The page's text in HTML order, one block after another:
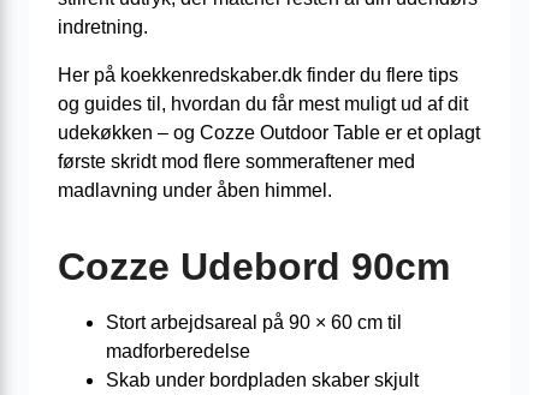
indretning.
Her på koekkenredskaber.dk finder du flere tips
og guides til, hvordan du får mest muligt ud af dit
udekøkken – og Cozze Outdoor Table er et oplagt
første skridt mod flere sommeraftener med
madlavning under åben himmel.
Cozze Udebord 90cm
Stort arbejdsareal på 90 × 60 cm til
madforberedelse
Skab under bordpladen skaber skjult